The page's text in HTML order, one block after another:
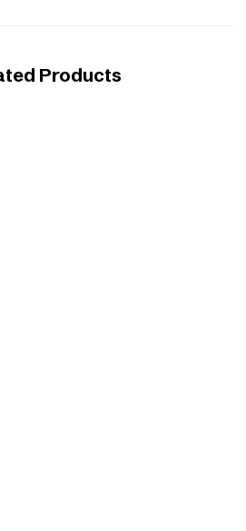
Products